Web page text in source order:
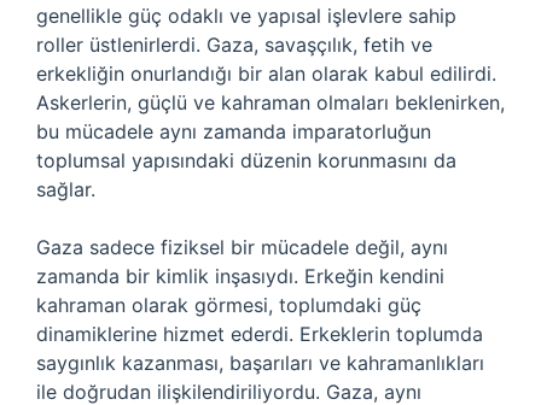
genellikle güç odaklı ve yapısal işlevlere sahip
roller üstlenirlerdi. Gaza, savaşçılık, fetih ve
erkekliğin onurlandığı bir alan olarak kabul edilirdi.
Askerlerin, güçlü ve kahraman olmaları beklenirken,
bu mücadele aynı zamanda imparatorluğun
toplumsal yapısındaki düzenin korunmasını da
sağlar.
Gaza sadece fiziksel bir mücadele değil, aynı
zamanda bir kimlik inşasıydı. Erkeğin kendini
kahraman olarak görmesi, toplumdaki güç
dinamiklerine hizmet ederdi. Erkeklerin toplumda
saygınlık kazanması, başarıları ve kahramanlıkları
ile doğrudan ilişkilendiriliyordu. Gaza, aynı